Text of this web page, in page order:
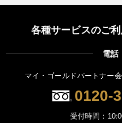
各種サービスのご
電話
マイ・ゴールドパートナー
0120-
受付時間：